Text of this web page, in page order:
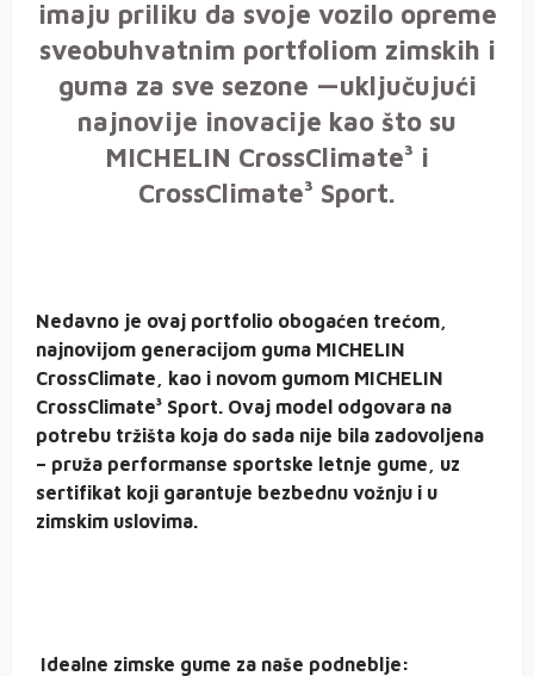
imaju priliku da svoje vozilo opreme
sveobuhvatnim portfoliom zimskih i
guma za sve sezone —uključujući
najnovije inovacije kao što su
MICHELIN CrossClimate³ i
CrossClimate³ Sport.
Nedavno je ovaj portfolio obogaćen trećom,
najnovijom generacijom guma MICHELIN
CrossClimate, kao i novom gumom MICHELIN
CrossClimate³ Sport. Ovaj model odgovara na
potrebu tržišta koja do sada nije bila zadovoljena
– pruža performanse sportske letnje gume, uz
sertifikat koji garantuje bezbednu vožnju i u
zimskim uslovima.
Idealne zimske gume za naše podneblje: